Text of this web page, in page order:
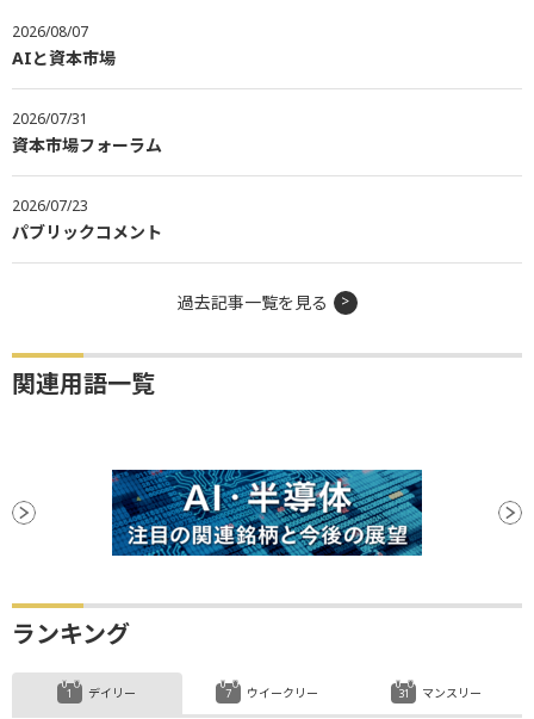
2026/08/07
AIと資本市場
2026/07/31
資本市場フォーラム
2026/07/23
パブリックコメント
過去記事一覧を見る
関連用語一覧
ランキング
デイリー ウイークリー マンスリー